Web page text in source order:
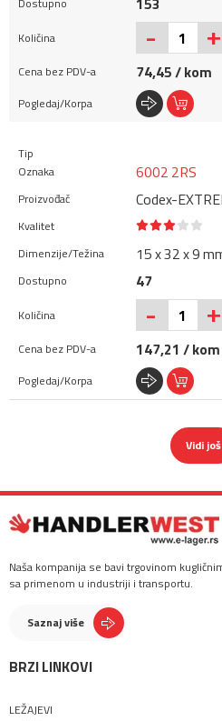
- +
74,45 / kom
6002 2RS
Codex-
15 x 32 x 9
47
- +
147,21 / kom
Vidi još
Naša kompanija se bavi trgovinom
sa primenom u industriji i transportu.
Saznaj više
BRZI LINKOVI
LEŽAJEVI